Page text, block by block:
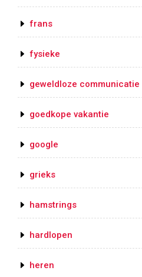
frans
fysieke
geweldloze communicatie
goedkope vakantie
google
grieks
hamstrings
hardlopen
heren